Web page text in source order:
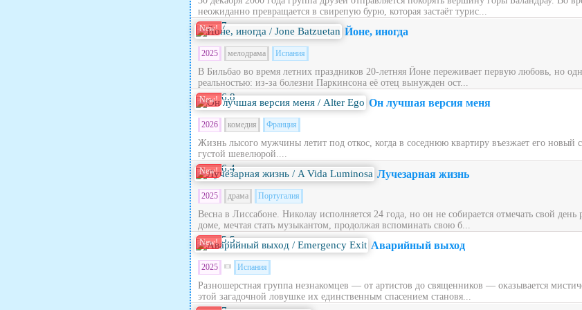
неожиданно превращается в свирепую бурю, которая застаёт турис...
New! 7 Йоне, иногда
2025 мелодрама Испания
В Бильбао во время летних праздников 20‑летняя Йоне переживает первую любовь, но
реальностью: из‑за болезни Паркинсона её отец вынужден ост...
New! 6.8 Он лучшая версия меня
2026 комедия Франция
Жизнь лысого мужчины летит под откос, когда в соседнюю квартиру въезжает его новый
густой шевелюрой....
New! 6.4 Лучезарная жизнь
2025 драма Португалия
Весна в Лиссабоне. Николау исполняется 24 года, но он не собирается отмечать свой
доме, мечтая стать музыкантом, продолжая вспоминать свою б...
New! 5.5 Аварийный выход
2025 Испания
Разношерстная группа незнакомцев — от артистов до священников — оказывается
этой загадочной ловушке их единственным спасением становя...